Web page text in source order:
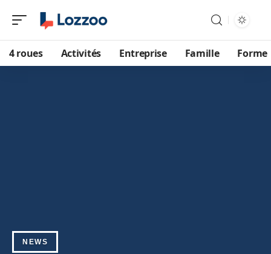
4 roues Activités Entreprise Famille Forme
NEWS